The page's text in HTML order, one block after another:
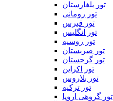
تور بلغارستان
تور رومانی
تور قبرس
تور انگلیس
تور روسیه
تور صربستان
تور گرجستان
تور اکراین
تور بلاروس
تور ترکیه
تور گروهی اروپا